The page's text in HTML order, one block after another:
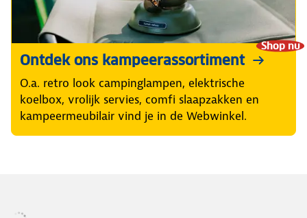
Shop nu
Ontdek ons kampeerassortiment
O.a. retro look campinglampen, elektrische
koelbox, vrolijk servies, comfi slaapzakken en
kampeermeubilair vind je in de Webwinkel.